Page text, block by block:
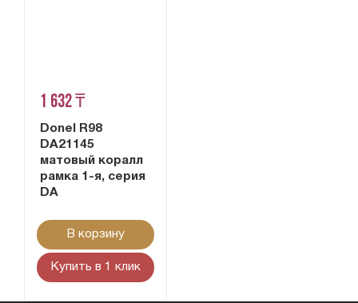
1 632 ₸
Donel R98
DA21145
матовый коралл
рамка 1-я, серия
DA
В корзину
Купить в 1 клик